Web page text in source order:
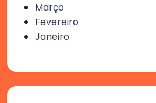
Março
Fevereiro
Janeiro